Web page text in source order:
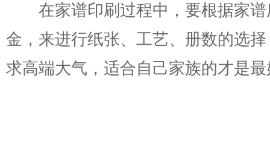
在家谱印刷过程中，要根据家谱
金，来进行纸张、工艺、册数的选
求高端大气，适合自己家族的才是